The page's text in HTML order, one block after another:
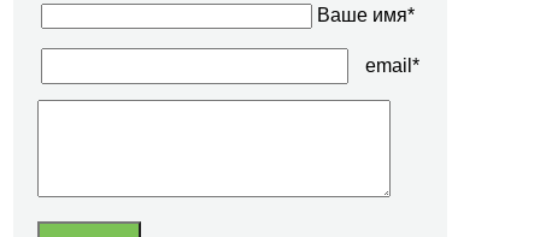
Ваше имя*
email*